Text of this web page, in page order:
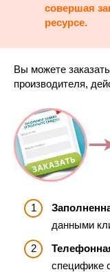
совершая
ресурсе.
Вы можете
производителя,
данными
специфике